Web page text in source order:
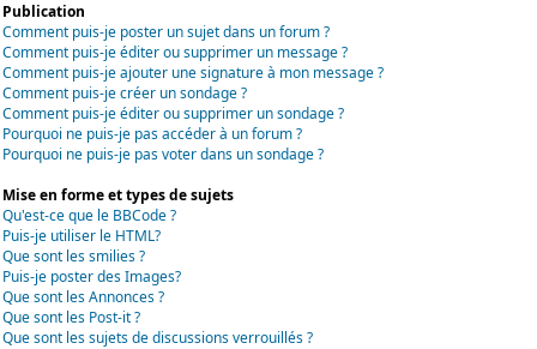
Publication
Comment puis-je poster un sujet dans un forum ?
Comment puis-je éditer ou supprimer un message ?
Comment puis-je ajouter une signature à mon message ?
Comment puis-je créer un sondage ?
Comment puis-je éditer ou supprimer un sondage ?
Pourquoi ne puis-je pas accéder à un forum ?
Pourquoi ne puis-je pas voter dans un sondage ?
Mise en forme et types de sujets
Qu'est-ce que le BBCode ?
Puis-je utiliser le HTML?
Que sont les smilies ?
Puis-je poster des Images?
Que sont les Annonces ?
Que sont les Post-it ?
Que sont les sujets de discussions verrouillés ?